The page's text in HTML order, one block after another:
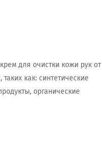
для очистки кожи рук от
как: синтетические
органические